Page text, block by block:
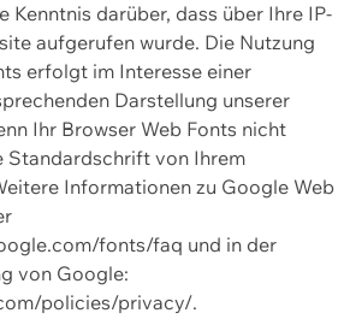
Kenntnis darüber, dass über Ihre IP-
aufgerufen wurde. Die Nutzung
erfolgt im Interesse einer
Darstellung unserer
Ihr Browser Web Fonts nicht
Standardschrift von Ihrem
Informationen zu Google Web
fonts/faq und in der
von Google:
policies/privacy/.